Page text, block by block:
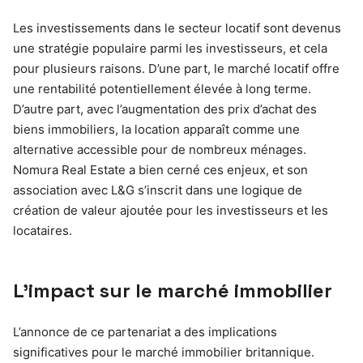
Les investissements dans le secteur locatif sont devenus
une stratégie populaire parmi les investisseurs, et cela
pour plusieurs raisons. D’une part, le marché locatif offre
une rentabilité potentiellement élevée à long terme.
D’autre part, avec l’augmentation des prix d’achat des
biens immobiliers, la location apparaît comme une
alternative accessible pour de nombreux ménages.
Nomura Real Estate a bien cerné ces enjeux, et son
association avec L&G s’inscrit dans une logique de
création de valeur ajoutée pour les investisseurs et les
locataires.
L’impact sur le marché immobilier
L’annonce de ce partenariat a des implications
significatives pour le marché immobilier britannique.